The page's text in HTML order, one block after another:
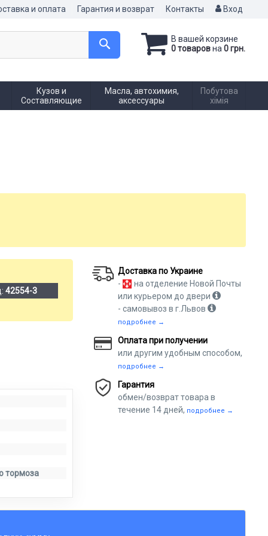
и оплата Гарантия и возврат Контакты Вход
В вашей корзине
0 товаровна 0 грн.
Кузов и
Составляющие
Масла, автохимия,
аксессуары
Побутова
хімія
42554-3
тормоза
Доставка по Украине
-
на отделение Новой Почты
или курьером до двери
- самовывоз в г.Львов
подробнее →
Оплата при получении
или другим удобным способом,
подробнее →
Гарантия
обмен/возврат товара в
течение 14 дней, подробнее →